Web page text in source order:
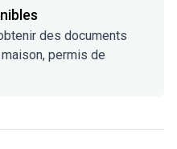
des documents
permis de